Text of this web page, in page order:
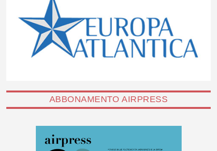
ABBONAMENTO AIRPRESS